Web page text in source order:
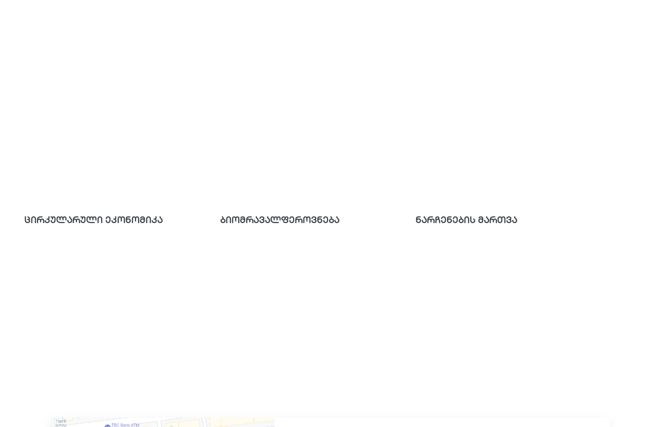
ცირკულარული ეკონომიკა ბიომრავალფეროვნება ნარჩენების მართვა